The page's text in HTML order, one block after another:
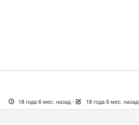
18 года 6 мес. назад- 18 года 6 мес. назад